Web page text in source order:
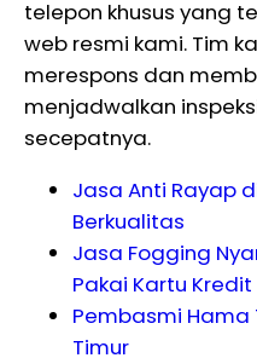
telepon khusus yang
web resmi kami. Tim
merespons dan
menjadwalkan
secepatnya.
Jasa Anti Rayap
Berkualitas
Jasa Fogging
Pakai Kartu Kredit
Pembasmi Hama
Timur